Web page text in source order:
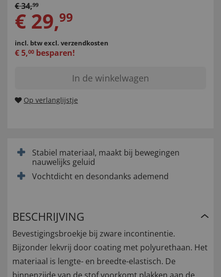
€34,99
€ 29,99
incl. btwexcl. verzendkosten
€5,00 besparen!
In de winkelwagen
Op verlanglijstje
Stabiel materiaal, maakt bij bewegingen
nauwelijks geluid
Vochtdicht en desondanks ademend
BESCHRIJVING
Bevestigingsbroekje bij zware incontinentie.
Bijzonder lekvrij door coating met polyurethaan. Het
materiaal is lengte- en breedte-elastisch. De